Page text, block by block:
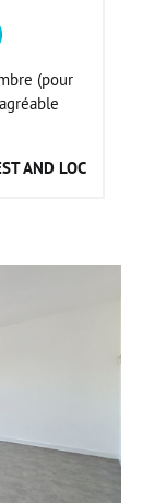
(pour
AND LOC